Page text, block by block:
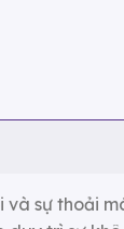
và sự thoải